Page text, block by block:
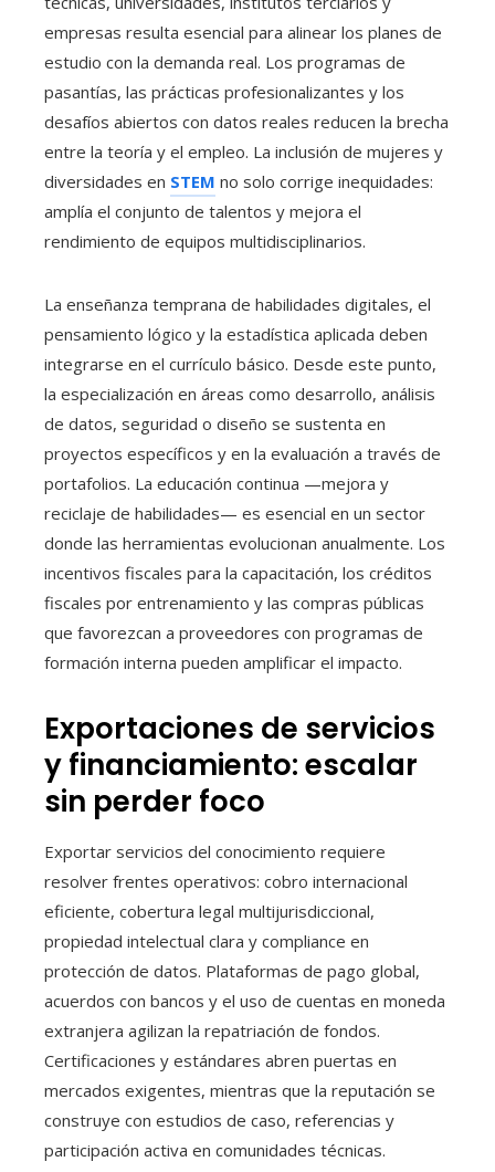
empresas resulta esencial para alinear los planes de
estudio con la demanda real. Los programas de
pasantías, las prácticas profesionalizantes y los
desafíos abiertos con datos reales reducen la brecha
entre la teoría y el empleo. La inclusión de mujeres y
diversidades en STEM no solo corrige inequidades:
amplía el conjunto de talentos y mejora el
rendimiento de equipos multidisciplinarios.
La enseñanza temprana de habilidades digitales, el
pensamiento lógico y la estadística aplicada deben
integrarse en el currículo básico. Desde este punto,
la especialización en áreas como desarrollo, análisis
de datos, seguridad o diseño se sustenta en
proyectos específicos y en la evaluación a través de
portafolios. La educación continua —mejora y
reciclaje de habilidades— es esencial en un sector
donde las herramientas evolucionan anualmente. Los
incentivos fiscales para la capacitación, los créditos
fiscales por entrenamiento y las compras públicas
que favorezcan a proveedores con programas de
formación interna pueden amplificar el impacto.
Exportaciones de servicios
y financiamiento: escalar
sin perder foco
Exportar servicios del conocimiento requiere
resolver frentes operativos: cobro internacional
eficiente, cobertura legal multijurisdiccional,
propiedad intelectual clara y compliance en
protección de datos. Plataformas de pago global,
acuerdos con bancos y el uso de cuentas en moneda
extranjera agilizan la repatriación de fondos.
Certificaciones y estándares abren puertas en
mercados exigentes, mientras que la reputación se
construye con estudios de caso, referencias y
participación activa en comunidades técnicas.